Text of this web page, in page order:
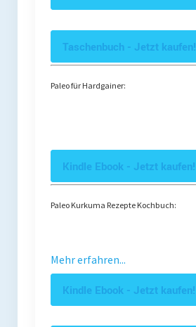
Taschenbuch - Jetzt kaufen!
Paleo für Hardgainer:
Kindle Ebook - Jetzt kaufen!
Paleo Kurkuma Rezepte Kochbuch:
Mehr erfahren...
Kindle Ebook - Jetzt kaufen!